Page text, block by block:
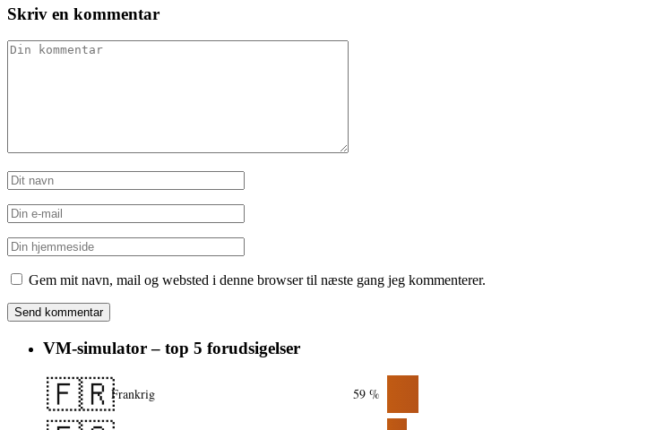
Skriv en kommentar
Gem mit navn, mail og websted i denne browser til næste gang jeg kommenterer.
VM-simulator – top 5 forudsigelser
🇫🇷Frankrig 59 %